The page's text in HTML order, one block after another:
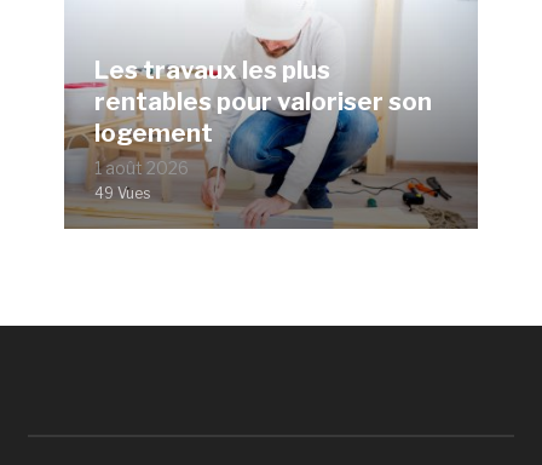
Les travaux les plus
rentables pour valoriser son
logement
1 août 2026
49 Vues